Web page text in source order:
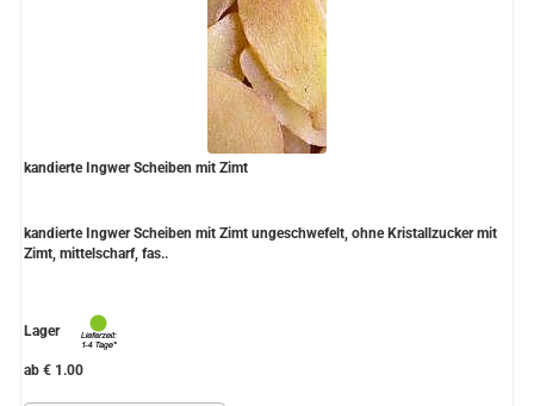
kandierte Ingwer Scheiben mit Zimt
kandierte Ingwer Scheiben mit Zimt ungeschwefelt, ohne Kristallzucker mit
Zimt, mittelscharf, fas..
Lager
ab € 1.00